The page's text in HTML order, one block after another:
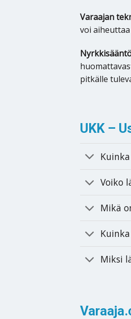
Varaajan
voi
pitkälle
UKK –
Voiko
Mikä
Miksi